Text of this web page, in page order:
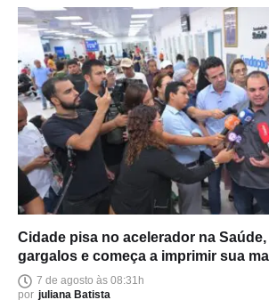
Cidade pisa no acelerador na
gargalos e começa a imprimir sua
7 de agosto às 08:31h
por juliana Batista